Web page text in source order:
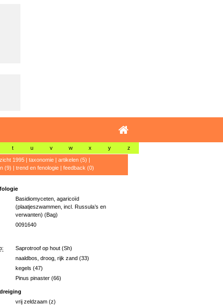
t u v w x y z
1995| taxonomie| artikelen (5) |
(9) | trend en fenologie| feedback (0)
Basidiomyceten, agaricoïd
(plaatjeszwammen, incl. Russula’s en
verwanten) (Bag)
0091640
Saprotroof op hout (Sh)
naaldbos, droog, rijk zand (33)
kegels (47)
Pinus pinaster (66)
vrij zeldzaam (z)